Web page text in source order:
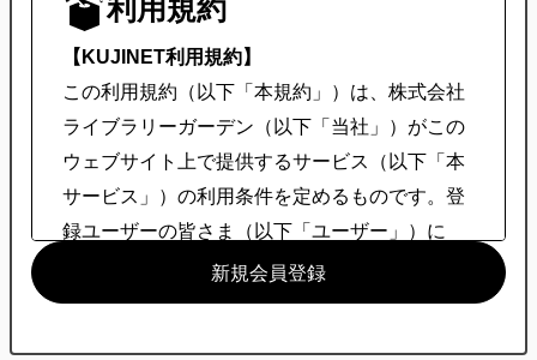
利用規約
【KUJINET利用規約】
この利用規約（以下「本規約」）は、株式会社
ライブラリーガーデン（以下「当社」）がこの
ウェブサイト上で提供するサービス（以下「本
サービス」）の利用条件を定めるものです。登
録ユーザーの皆さま（以下「ユーザー」）に
は、本規約に従って、本サービスをご利用いた
だきます。
新規会員登録